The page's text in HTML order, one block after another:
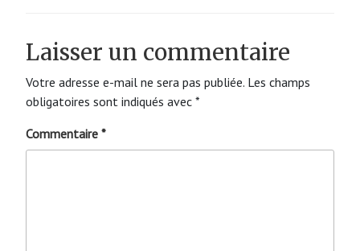
Laisser un commentaire
Votre adresse e-mail ne sera pas publiée. Les champs
obligatoires sont indiqués avec *
Commentaire *